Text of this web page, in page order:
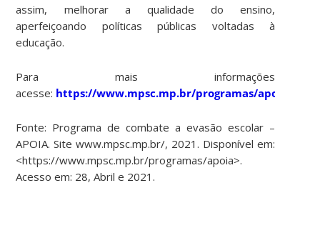
assim, melhorar a qualidade do ensino,
aperfeiçoando políticas públicas voltadas à
educação.
Para mais informações
acesse: https://www.mpsc.mp.br/programas/apoia
Fonte: Programa de combate a evasão escolar –
APOIA. Site www.mpsc.mp.br/, 2021. Disponível em:
<https://www.mpsc.mp.br/programas/apoia>.
Acesso em: 28, Abril e 2021.